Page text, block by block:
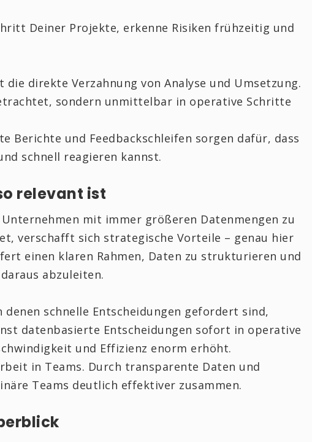
Deiner Projekte, erkenne Risiken frühzeitig und
die direkte Verzahnung von Analyse und Umsetzung.
sondern unmittelbar in operative Schritte
Berichte und Feedbackschleifen sorgen dafür, dass
schnell reagieren kannst.
relevant ist
mit immer größeren Datenmengen zu
verschafft sich strategische Vorteile – genau hier
einen klaren Rahmen, Daten zu strukturieren und
abzuleiten.
schnelle Entscheidungen gefordert sind,
datenbasierte Entscheidungen sofort in operative
und Effizienz enorm erhöht.
in Teams. Durch transparente Daten und
Teams deutlich effektiver zusammen.